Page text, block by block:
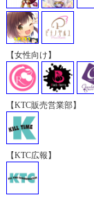
【女性向け】
【KTC販売営業部】
【KTC広報】